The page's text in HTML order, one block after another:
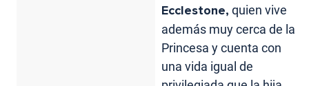
Ecclestone, quien vive
además muy cerca de la
Princesa y cuenta con
una vida igual de